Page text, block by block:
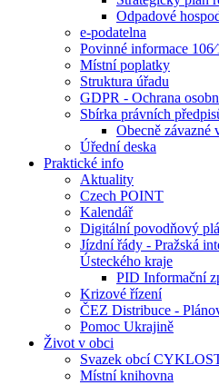
Odpadové
e-podatelna
Povinné informace
Místní poplatky
Struktura úřadu
GDPR - Ochrana
Sbírka právních
Obecně závazné
Úřední deska
Praktické info
Aktuality
Czech POINT
Kalendář
Digitální povodňový
Jízdní řády - Pražská
Ústeckého kraje
PID Informační
Krizové řízení
ČEZ Distribuce -
Pomoc Ukrajině
Život v obci
Svazek obcí
Místní knihovna